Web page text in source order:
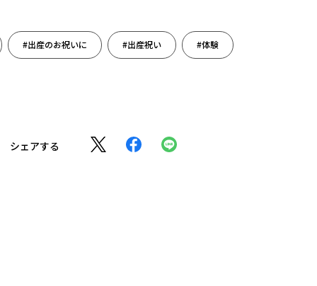
#出産のお祝いに #出産祝い #体験
シェアする